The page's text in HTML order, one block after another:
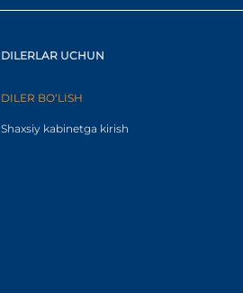
DILERLAR UCHUN
DILER BO‘LISH
Shaxsiy kabinetga kirish